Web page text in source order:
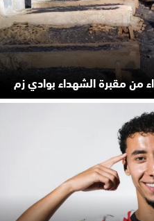
من مقبرة الشهداء بوادي زم